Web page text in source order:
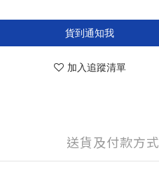
貨到通知我
加入追蹤清單
送貨及付款方式